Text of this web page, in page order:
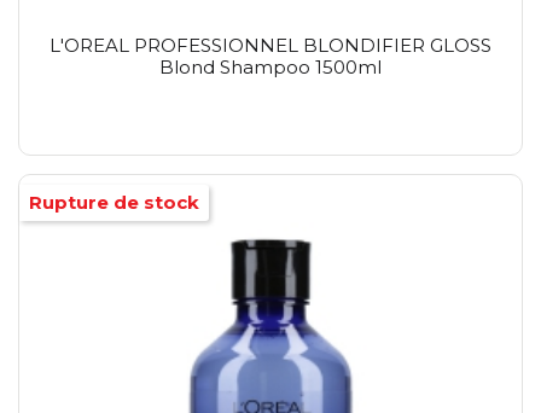
L'OREAL PROFESSIONNEL BLONDIFIER GLOSS
Blond Shampoo 1500ml
Rupture de stock